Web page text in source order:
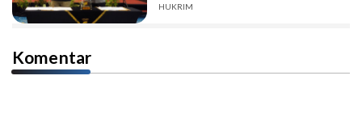
HUKRIM
Komentar